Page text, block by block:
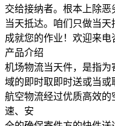
交给接纳者。根本上除
当天抵达。咱们只做当天
成就您的作业！欢迎来电
产品介绍
机场物流当天件，是指
域的即时取即时送或当或
航空物流经过优质高效
速、安